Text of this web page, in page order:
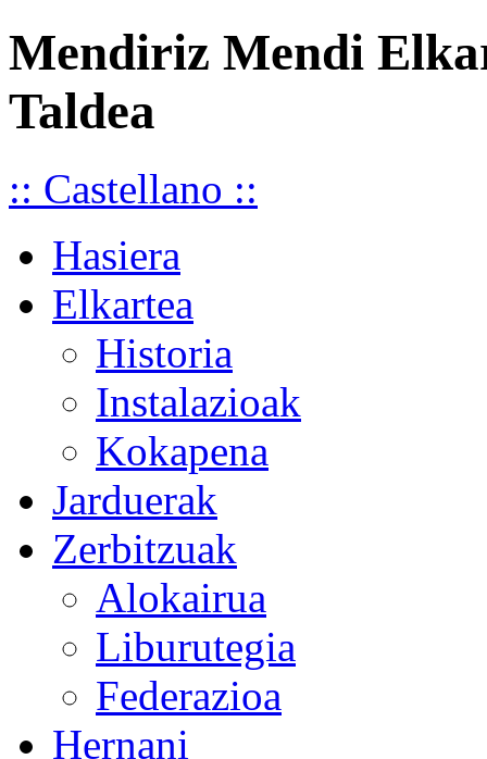
Mendiriz Mendi
Taldea
:: Castellano ::
Hasiera
Elkartea
Historia
Instalazioak
Kokapena
Jarduerak
Zerbitzuak
Alokairua
Liburutegia
Federazioa
Hernani